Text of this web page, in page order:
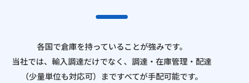
各国で倉庫を持っていることが強みです。
当社では、輸入調達だけでなく、調達・在庫管理・配達
（少量単位も対応可）まですべてが手配可能です。